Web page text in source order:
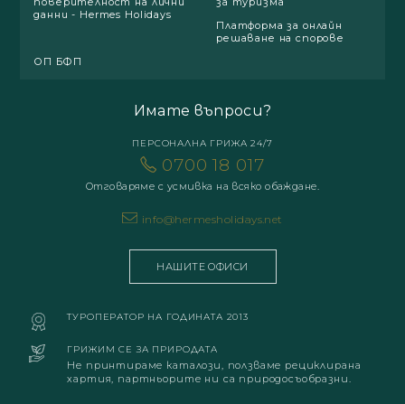
данни - Hermes Holidays
Платформа за онлайн
решаване на спорове
ОП БФП
Имате въпроси?
ПЕРСОНАЛНА ГРИЖА 24/7
0700 18 017
Отговаряме с усмивка на всяко обаждане.
info@hermesholidays.net
НАШИТЕ ОФИСИ
ТУРОПЕРАТОР НА ГОДИНАТА 2013
ГРИЖИМ СЕ ЗА ПРИРОДАТА
Не принтираме каталози, ползваме рециклирана
хартия, партньорите ни са природосъобразни.